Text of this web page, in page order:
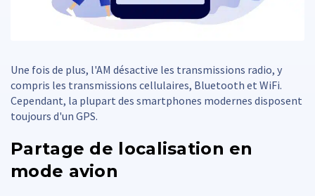
Une fois de plus, l'AM désactive les transmissions radio, y
compris les transmissions cellulaires, Bluetooth et WiFi.
Cependant, la plupart des smartphones modernes disposent
toujours d'un GPS.
Partage de localisation en
mode avion